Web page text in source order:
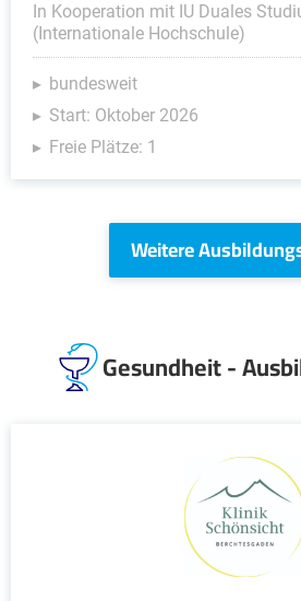
In Kooperation mit IU Duales
(Internationale Hochschule)
bundesweit
Start: Oktober 2026
Freie Plätze: 1
Weitere
Gesundheit -